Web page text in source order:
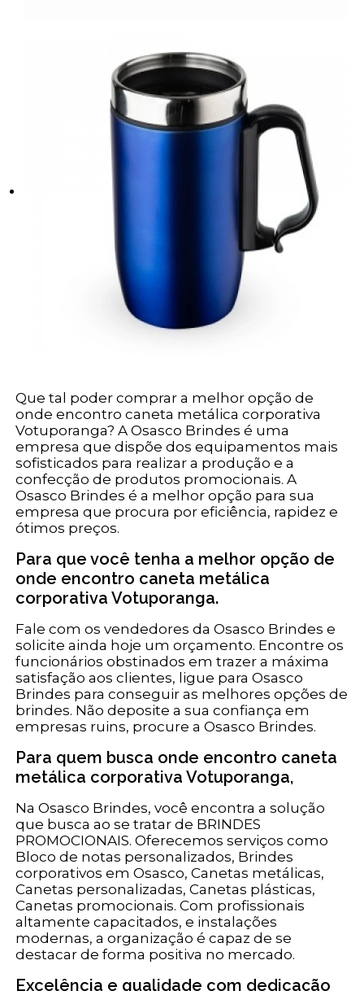
Que tal poder comprar a melhor opção de
onde encontro caneta metálica corporativa
Votuporanga? A Osasco Brindes é uma
empresa que dispõe dos equipamentos mais
sofisticados para realizar a produção e a
confecção de produtos promocionais. A
Osasco Brindes é a melhor opção para sua
empresa que procura por eficiência, rapidez e
ótimos preços.
Para que você tenha a melhor opção de
onde encontro caneta metálica
corporativa Votuporanga.
Fale com os vendedores da Osasco Brindes e
solicite ainda hoje um orçamento. Encontre os
funcionários obstinados em trazer a máxima
satisfação aos clientes, ligue para Osasco
Brindes para conseguir as melhores opções de
brindes. Não deposite a sua confiança em
empresas ruins, procure a Osasco Brindes.
Para quem busca onde encontro caneta
metálica corporativa Votuporanga,
Na Osasco Brindes, você encontra a solução
que busca ao se tratar de BRINDES
PROMOCIONAIS. Oferecemos serviços como
Bloco de notas personalizados, Brindes
corporativos em Osasco, Canetas metálicas,
Canetas personalizadas, Canetas plásticas,
Canetas promocionais. Com profissionais
altamente capacitados, e instalações
modernas, a organização é capaz de se
destacar de forma positiva no mercado.
Excelência e qualidade com dedicação